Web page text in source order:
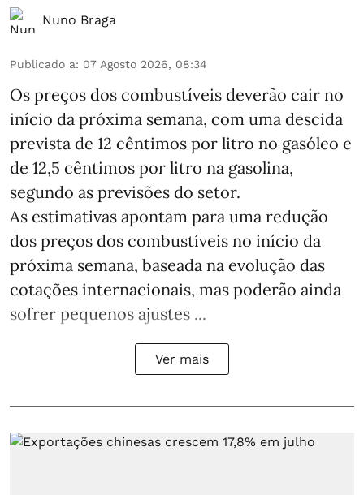
Nuno Braga
Publicado a: 07 Agosto 2026, 08:34
Os preços dos combustíveis deverão cair no
início da próxima semana, com uma descida
prevista de 12 cêntimos por litro no gasóleo e
de 12,5 cêntimos por litro na gasolina,
segundo as previsões do setor.
As estimativas apontam para uma redução
dos preços dos combustíveis no início da
próxima semana, baseada na evolução das
cotações internacionais, mas poderão ainda
sofrer pequenos ajustes ...
Ver mais